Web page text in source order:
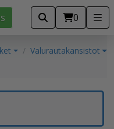
0
Valurautakansistot